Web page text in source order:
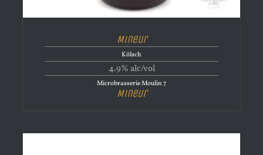
Mineur
Kölsch
4.9% alc/vol
Microbrasserie Moulin 7
Mineur